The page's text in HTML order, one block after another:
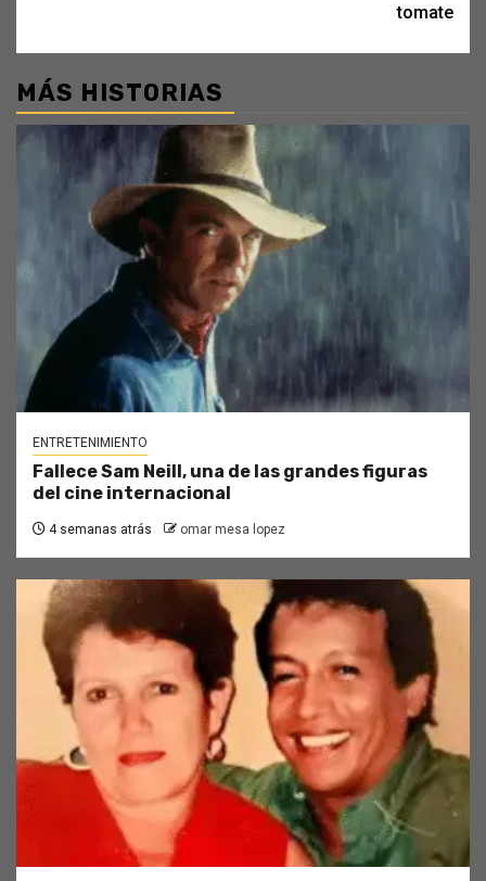
tomate
MÁS HISTORIAS
ENTRETENIMIENTO
Fallece Sam Neill, una de las grandes figuras
del cine internacional
4 semanas atrás omar mesa lopez